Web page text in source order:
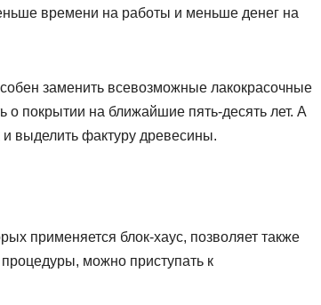
времени на работы и меньше денег на
заменить всевозможные лакокрасочные
о покрытии на ближайшие пять-десять лет. А
выделить фактуру древесины.
применяется блок-хаус, позволяет также
можно приступать к